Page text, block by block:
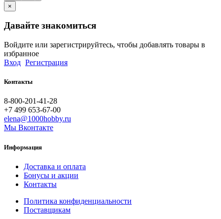
×
Давайте знакомиться
Войдите или зарегистрируйтесь, чтобы добавлять товары в
избранное
Вход Регистрация
Контакты
8-800-201-41-28
+7 499 653-67-00
elena@1000hobby.ru
Мы Вконтакте
Информация
Доставка и оплата
Бонусы и акции
Контакты
Политика конфиденциальности
Поставщикам